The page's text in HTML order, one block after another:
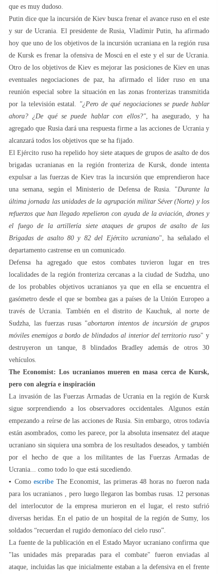
que es muy dudoso.
Putin dice que la incursión de Kiev busca frenar el avance ruso en el este
y sur de Ucrania. El presidente de Rusia, Vladímir Putin, ha afirmado
hoy que uno de los objetivos de la incursión ucraniana en la región rusa
de Kursk es frenar la ofensiva de Moscú en el este y el sur de Ucrania.
Otro de los objetivos de Kiev es mejorar las posiciones de Kiev en unas
eventuales negociaciones de paz, ha afirmado el líder ruso en una
reunión especial sobre la situación en las zonas fronterizas transmitida
por la televisión estatal. "¿Pero de qué negociaciones se puede hablar
ahora? ¿De qué se puede hablar con ellos?", ha asegurado, y ha
agregado que Rusia dará una respuesta firme a las acciones de Ucrania y
alcanzará todos los objetivos que se ha fijado.
El Ejército ruso ha repelido hoy siete ataques de grupos de asalto de dos
brigadas ucranianas en la región fronteriza de Kursk, donde intenta
expulsar a las fuerzas de Kiev tras la incursión que emprendieron hace
una semana, según el Ministerio de Defensa de Rusia. "Durante la
última jornada las unidades de la agrupación militar Séver (Norte) y los
refuerzos que han llegado repelieron con ayuda de la aviación, drones y
el fuego de la artillería siete ataques de grupos de asalto de las
Brigadas de asalto 80 y 82 del Ejército ucraniano", ha señalado el
departamento castrense en un comunicado.
Defensa ha agregado que estos combates tuvieron lugar en tres
localidades de la región fronteriza cercanas a la ciudad de Sudzha, uno
de los probables objetivos ucranianos ya que en ella se encuentra el
gasómetro desde el que se bombea gas a países de la Unión Europeo a
través de Ucrania. También en el distrito de Kauchuk, al norte de
Sudzha, las fuerzas rusas "abortaron intentos de incursión de grupos
móviles enemigos a bordo de blindados al interior del territorio ruso" y
destruyeron un tanque, 8 blindados Bradley además de otros 30
vehículos.
The Economist: Los ucranianos mueren en masa cerca de Kursk,
pero con alegría e inspiración
La invasión de las Fuerzas Armadas de Ucrania en la región de Kursk
sigue sorprendiendo a los observadores occidentales. Algunos están
empezando a reírse de las acciones de Rusia. Sin embargo, otros todavía
están asombrados, como les parece, por la absoluta insensatez del ataque
ucraniano sin siquiera una sombra de los resultados deseados, y también
por el hecho de que a los militantes de las Fuerzas Armadas de
Ucrania... como todo lo que está sucediendo.
▪️ Comoescribe The Economist, las primeras 48 horas no fueron nada
para los ucranianos , pero luego llegaron las bombas rusas. 12 personas
del interlocutor de la empresa murieron en el lugar, el resto sufrió
diversas heridas. En el patio de un hospital de la región de Sumy, los
soldados “recuerdan el rugido demoníaco del cielo ruso”.
La fuente de la publicación en el Estado Mayor ucraniano confirma que
"las unidades más preparadas para el combate" fueron enviadas al
ataque, incluidas las que inicialmente estaban a la defensiva en el frente